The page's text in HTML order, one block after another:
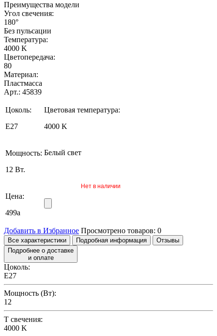
Преимущества модели
Угол свечения:
180°
Без пульсации
Температура:
4000 K
Цветопередача:
80
Материал:
Пластмасса
Арт.: 45839
Цоколь:
E27
Цветовая температура:
4000 K
Мощность:
12 Вт.
Белый свет
Цена:
499a
Нет в наличии
Добавить в Избранное Просмотрено товаров: 0
Все характеристики Подробная информация
Отзывы
Подробнее о доставке
и оплате
Цоколь:
E27
Мощность (Вт):
12
T свечения:
4000 K